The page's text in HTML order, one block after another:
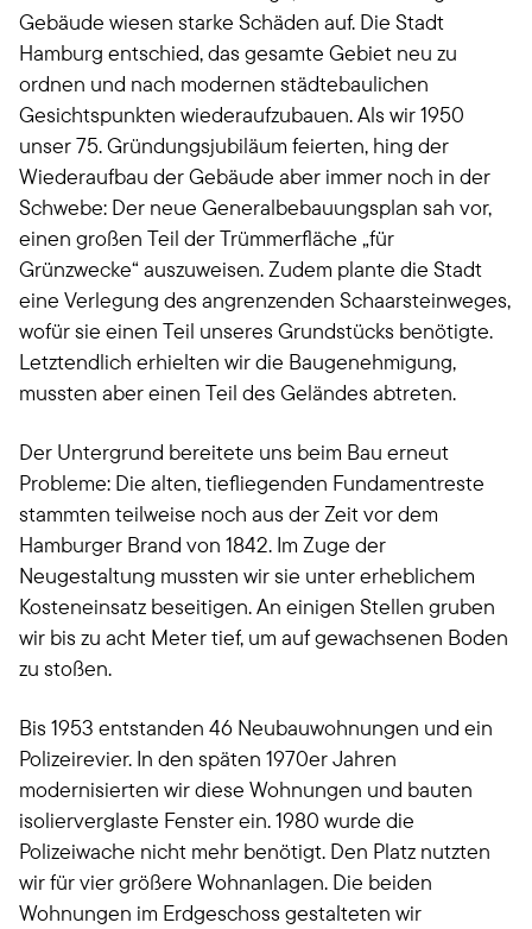
Gebäude wiesen starke Schäden auf. Die Stadt
Hamburg entschied, das gesamte Gebiet neu zu
ordnen und nach modernen städtebaulichen
Gesichtspunkten wiederaufzubauen. Als wir 1950
unser 75. Gründungsjubiläum feierten, hing der
Wiederaufbau der Gebäude aber immer noch in der
Schwebe: Der neue Generalbebauungsplan sah vor,
einen großen Teil der Trümmerfläche „für
Grünzwecke“ auszuweisen. Zudem plante die Stadt
eine Verlegung des angrenzenden Schaarsteinweges,
wofür sie einen Teil unseres Grundstücks benötigte.
Letztendlich erhielten wir die Baugenehmigung,
mussten aber einen Teil des Geländes abtreten.
Der Untergrund bereitete uns beim Bau erneut
Probleme: Die alten, tiefliegenden Fundamentreste
stammten teilweise noch aus der Zeit vor dem
Hamburger Brand von 1842. Im Zuge der
Neugestaltung mussten wir sie unter erheblichem
Kosteneinsatz beseitigen. An einigen Stellen gruben
wir bis zu acht Meter tief, um auf gewachsenen Boden
zu stoßen.
Bis 1953 entstanden 46 Neubauwohnungen und ein
Polizeirevier. In den späten 1970er Jahren
modernisierten wir diese Wohnungen und bauten
isolierverglaste Fenster ein. 1980 wurde die
Polizeiwache nicht mehr benötigt. Den Platz nutzten
wir für vier größere Wohnanlagen. Die beiden
Wohnungen im Erdgeschoss gestalteten wir